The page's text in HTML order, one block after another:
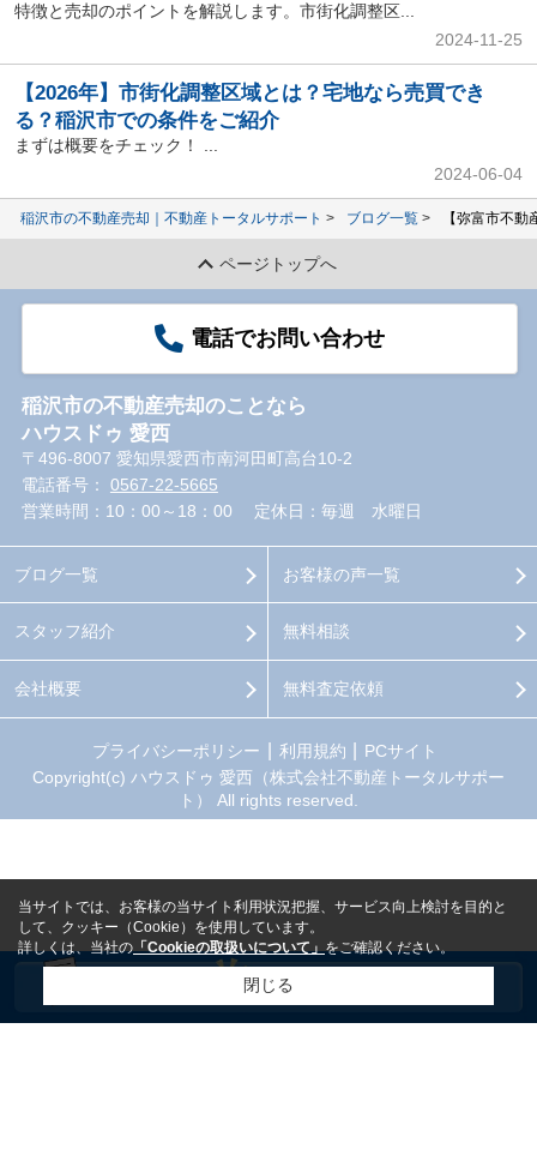
特徴と売却のポイントを解説します。市街化調整区...
2024-11-25
【2026年】市街化調整区域とは？宅地なら売買でき
る？稲沢市での条件をご紹介
まずは概要をチェック！ ...
2024-06-04
稲沢市の不動産売却｜不動産トータルサポート ブログ一覧 【弥富市不
ページトップへ
電話でお問い合わせ
稲沢市の不動産売却のことなら
ハウスドゥ 愛西
〒496-8007 愛知県愛西市南河田町高台10-2
電話番号： 0567-22-5665
営業時間：10：00～18：00
定休日：毎週 水曜日
ブログ一覧
スタッフ紹介
会社概要
お客様の声一覧
無料相談
無料査定依頼
プライバシーポリシー 利用規約
PCサイト
Copyright(c) ハウスドゥ 愛西（株式会社不動産トータルサポー
ト） All rights reserved.
当サイトでは、お客様の当サイト利用状況把握、サービス向上検討を目的と
して、クッキー（Cookie）を使用しています。
詳しくは、当社の「Cookieの取扱いについて」をご確認ください。
閉じる